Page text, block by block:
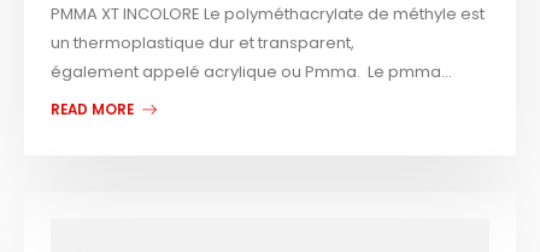
PMMA XT INCOLORE Le polyméthacrylate de méthyle est
un thermoplastique dur et transparent,
également appelé acrylique ou Pmma. Le pmma...
READ MORE